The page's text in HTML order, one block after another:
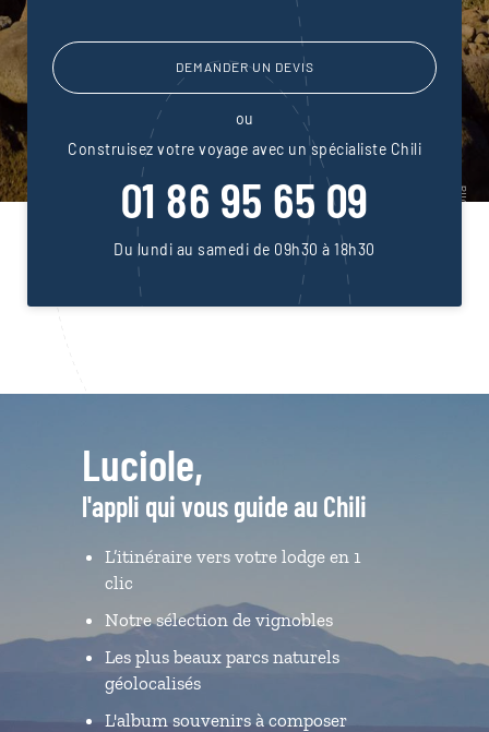
DEMANDER UN DEVIS
ou
Construisez votre voyage avec un spécialiste Chili
01 86 95 65 09
Du lundi au samedi de 09h30 à 18h30
Luciole,
l'appli qui vous guide au Chili
L’itinéraire vers votre lodge en 1
clic
Notre sélection de vignobles
Les plus beaux parcs naturels
géolocalisés
L'album souvenirs à composer